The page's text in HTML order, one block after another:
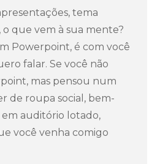
tema
que vem à sua mente?
Powerpoint, é com você
falar. Se você não
mas pensou num
de roupa social, bem-
auditório lotado,
você venha comigo